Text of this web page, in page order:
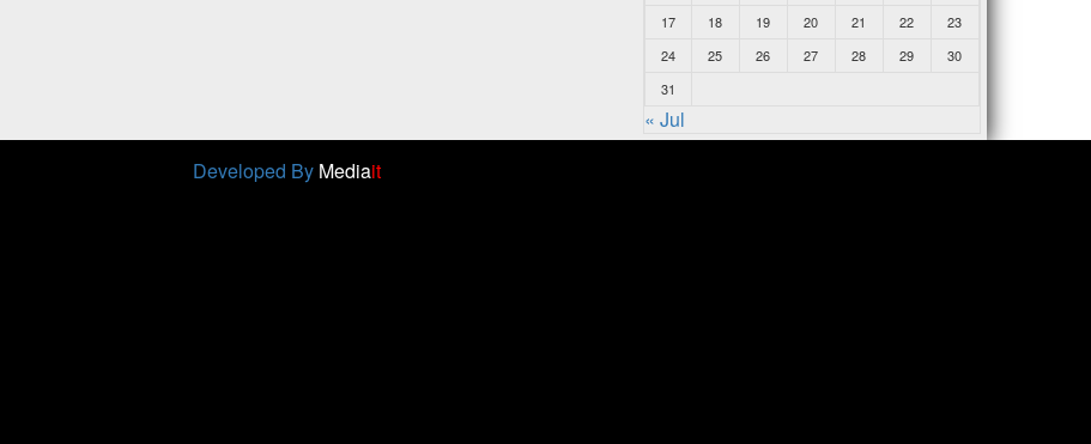
17
18 19 20 21 22
23
24
25 26 27 28 29
30
31
« Jul
Developed By Mediait